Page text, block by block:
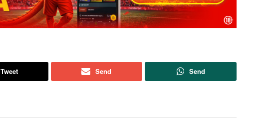
Tweet Send Send